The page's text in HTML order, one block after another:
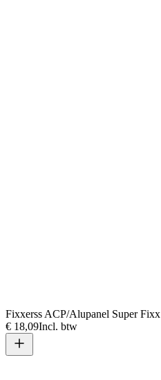
Fixxerss ACP/Alupanel Super Fixx
€ 18,09Incl. btw